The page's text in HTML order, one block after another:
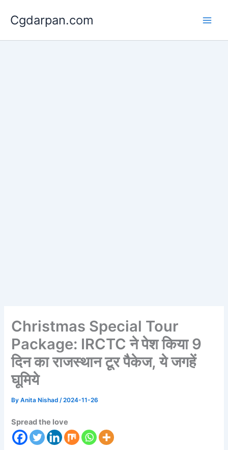
content
Cgdarpan.com
Christmas Special Tour
Package: IRCTC ने पेश किया 9
दिन का राजस्थान टूर पैकेज, ये जगहें
घूमिये
ByAnita Nishad/2024-11-26
Spread the love